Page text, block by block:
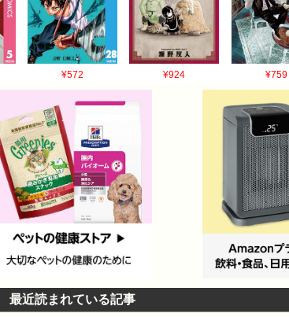
¥572 ¥924 ¥759
最近読まれている記事